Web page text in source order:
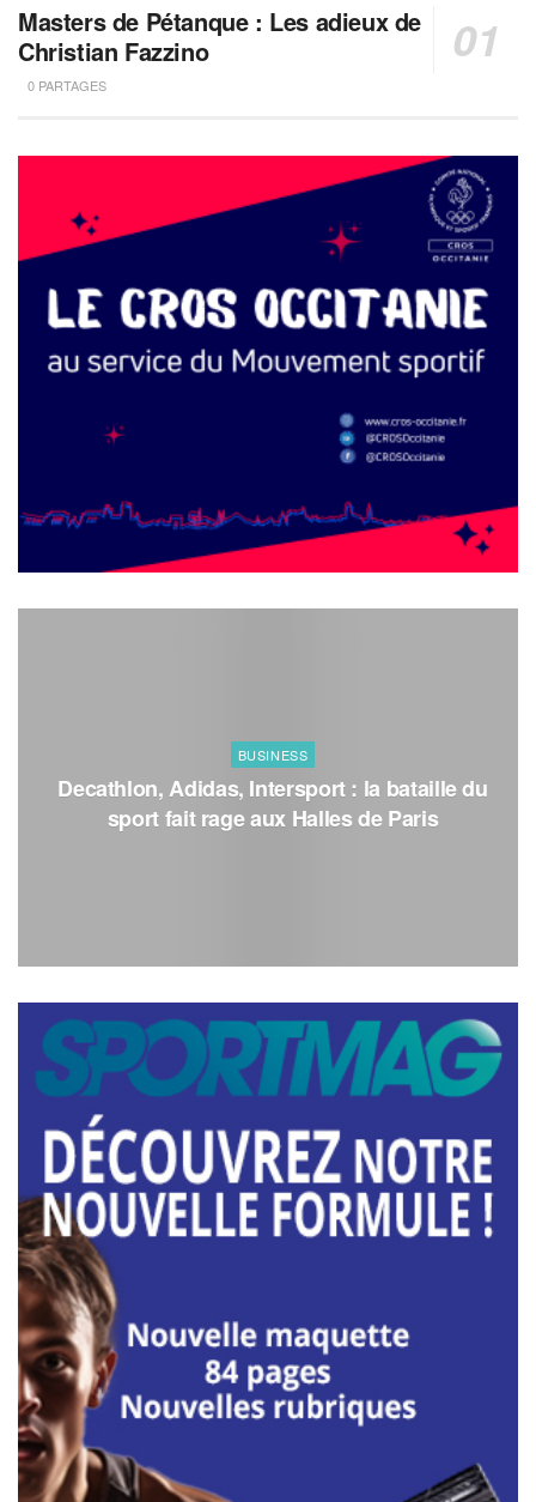
Masters de Pétanque : Les adieux de
Christian Fazzino
0 PARTAGES
BUSINESS
Decathlon, Adidas, Intersport : la bataille du
sport fait rage aux Halles de Paris